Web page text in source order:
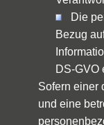
Die
Bezug
DS-GVO
Sofern einer
und eine